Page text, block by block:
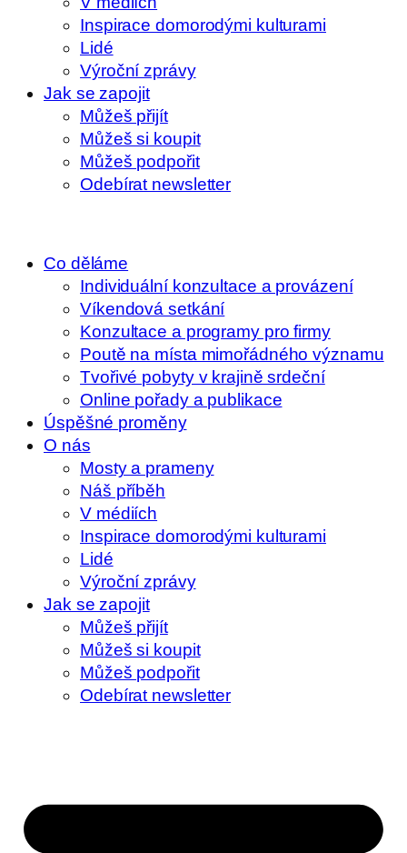
Inspirace domorodými kulturami
Lidé
Výroční zprávy
Jak se zapojit
Můžeš přijít
Můžeš si koupit
Můžeš podpořit
Odebírat newsletter
Co děláme
Individuální konzultace a provázení
Víkendová setkání
Konzultace a programy pro firmy
Poutě na místa mimořádného významu
Tvořivé pobyty v krajině srdeční
Online pořady a publikace
Úspěšné proměny
O nás
Mosty a prameny
Náš příběh
V médiích
Inspirace domorodými kulturami
Lidé
Výroční zprávy
Jak se zapojit
Můžeš přijít
Můžeš si koupit
Můžeš podpořit
Odebírat newsletter